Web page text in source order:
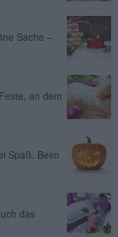
Sache –
an dem
Spaß. Beim
das